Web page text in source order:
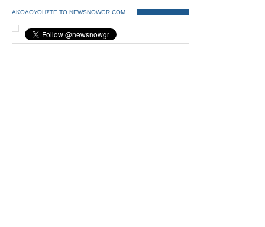
ΑΚΟΛΟΥΘΗΣΤΕ ΤΟ NEWSNOWGR.COM